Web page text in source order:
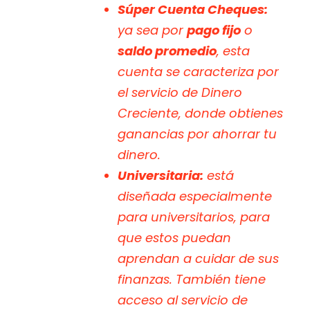
Súper Cuenta Cheques:
ya sea por pago fijo o
saldo promedio, esta
cuenta se caracteriza por
el servicio de Dinero
Creciente, donde obtienes
ganancias por ahorrar tu
dinero.
Universitaria: está
diseñada especialmente
para universitarios, para
que estos puedan
aprendan a cuidar de sus
finanzas. También tiene
acceso al servicio de